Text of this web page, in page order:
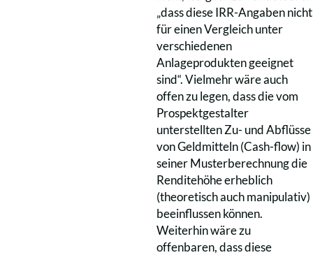
„dass diese IRR-Angaben nicht
für einen Vergleich unter
verschiedenen
Anlageprodukten geeignet
sind“. Vielmehr wäre auch
offen zu legen, dass die vom
Prospektgestalter
unterstellten Zu- und Abflüsse
von Geldmitteln (Cash-flow) in
seiner Musterberechnung die
Renditehöhe erheblich
(theoretisch auch manipulativ)
beeinflussen können.
Weiterhin wäre zu
offenbaren, dass diese